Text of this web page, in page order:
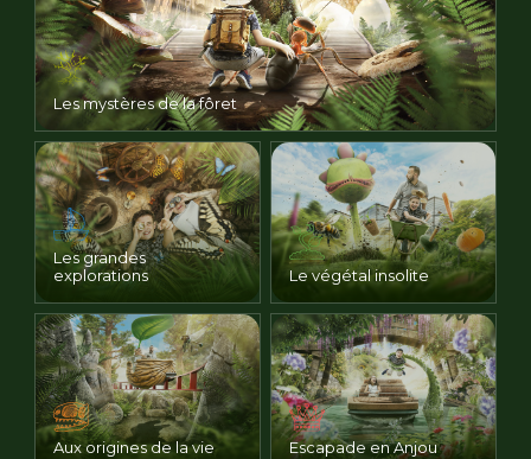
Les mystères de la fôret
Les grandes
explorations
Le végétal insolite
Aux origines de la vie Escapade en Anjou